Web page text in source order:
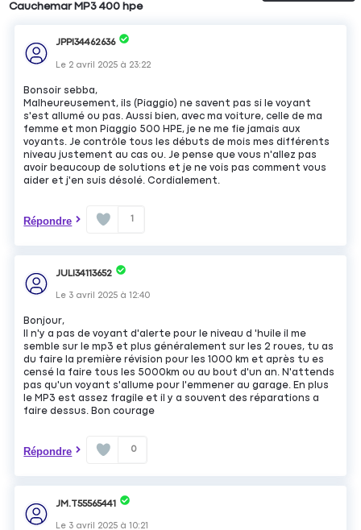
Cauchemar MP3 400 hpe
JPPI34462636
Le 2 avril 2025 à 23:22
Bonsoir sebba,
Malheureusement, ils (Piaggio) ne savent pas si le voyant
s'est allumé ou pas. Aussi bien, avec ma voiture, celle de ma
femme et mon Piaggio 500 HPE, je ne me fie jamais aux
voyants. Je contrôle tous les débuts de mois mes différents
niveau justement au cas ou. Je pense que vous n'allez pas
avoir beaucoup de solutions et je ne vois pas comment vous
aider et j'en suis désolé. Cordialement.
Répondre 1
JULI34113652
Le 3 avril 2025 à12:40
Bonjour,
Il n'y a pas de voyant d'alerte pour le niveau d 'huile il me
semble sur le mp3 et plus généralement sur les 2 roues, tu as
du faire la première révision pour les 1000 km et après tu es
censé la faire tous les 5000km ou au bout d'un an. N'attends
pas qu'un voyant s'allume pour l'emmener au garage. En plus
le MP3 est assez fragile et il y a souvent des réparations a
faire dessus. Bon courage
Répondre 0
JM.T55565441
Le 3 avril 2025 à10:21